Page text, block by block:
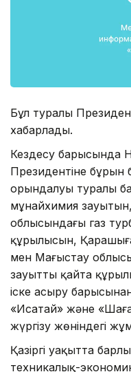
Бұл туралы
хабарлады.
Кездесу барысында
Президентіне бұрын
орындалуы туралы
мұнайхимия
облысындағы газ
құрылысын,
мен Маңғыстау
зауытты қайта
іске асыру
«Исатай» және
жүргізу жөніндегі
Қазіргі уақытта
техникалық-